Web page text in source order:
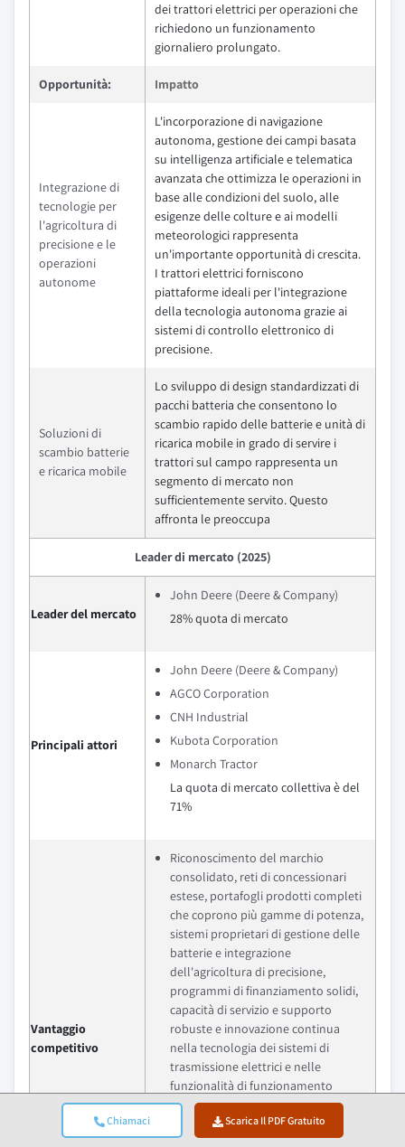
Chiamaci Scarica Il PDF Gratuito
dei trattori elettrici per operazioni che
richiedono un funzionamento
giornaliero prolungato.
Opportunità: Impatto
Integrazione di
tecnologie per
l'agricoltura di
precisione e le
operazioni
autonome
L'incorporazione di navigazione
autonoma, gestione dei campi basata
su intelligenza artificiale e telematica
avanzata che ottimizza le operazioni in
base alle condizioni del suolo, alle
esigenze delle colture e ai modelli
meteorologici rappresenta
un'importante opportunità di crescita.
I trattori elettrici forniscono
piattaforme ideali per l'integrazione
della tecnologia autonoma grazie ai
sistemi di controllo elettronico di
precisione.
Soluzioni di
scambio batterie
e ricarica mobile
Lo sviluppo di design standardizzati di
pacchi batteria che consentono lo
scambio rapido delle batterie e unità di
ricarica mobile in grado di servire i
trattori sul campo rappresenta un
segmento di mercato non
sufficientemente servito. Questo
affronta le preoccupa
Leader di mercato (2025)
Leader del mercato
John Deere (Deere & Company)
28% quota di mercato
Principali attori
John Deere (Deere & Company)
AGCO Corporation
CNH Industrial
Kubota Corporation
Monarch Tractor
La quota di mercato collettiva è del
71%
Vantaggio
competitivo
Riconoscimento del marchio
consolidato, reti di concessionari
estese, portafogli prodotti completi
che coprono più gamme di potenza,
sistemi proprietari di gestione delle
batterie e integrazione
dell'agricoltura di precisione,
programmi di finanziamento solidi,
capacità di servizio e supporto
robuste e innovazione continua
nella tecnologia dei sistemi di
trasmissione elettrici e nelle
funzionalità di funzionamento
autonomo
I principali operatori hanno